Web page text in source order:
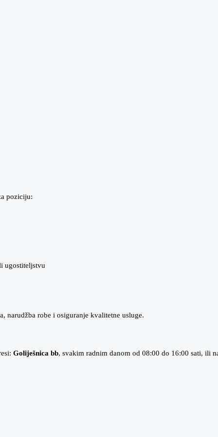
poziciju:
ugostiteljstvu
narudžba robe i osiguranje kvalitetne usluge.
Goliješnica bb, svakim radnim danom od 08:00 do 16:00 sati, ili